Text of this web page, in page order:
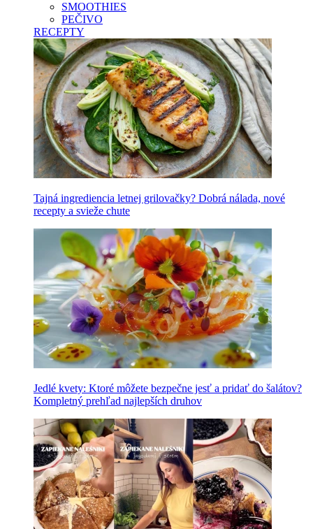
SMOOTHIES
PEČIVO
RECEPTY
Tajná ingrediencia letnej grilovačky? Dobrá nálada, nové
recepty a svieže chute
Jedlé kvety: Ktoré môžete bezpečne jesť a pridať do šalátov?
Kompletný prehľad najlepších druhov